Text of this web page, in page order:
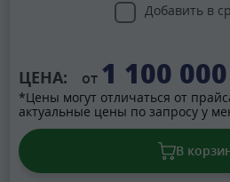
Добавить в
ЦЕНА: от 1 100 000
*Цены могут отличаться от
актуальные цены по запросу у
В